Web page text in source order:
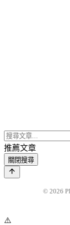
推薦文章
關閉搜尋
© 2026
⚠️